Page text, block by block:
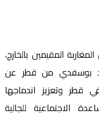
المقيمين بالخارج،
بوسفدي من قطر عن
قطر وتعزيز اندماجها
الاجتماعية للجالية